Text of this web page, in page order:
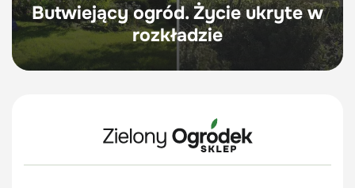
Butwiejący ogród. Życie ukryte w
rozkładzie